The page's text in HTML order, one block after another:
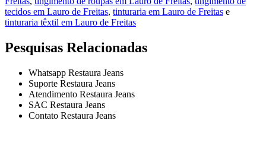
tecidos em Lauro de Freitas, tinturaria em Lauro de Freitas e
tinturaria têxtil em Lauro de Freitas
Pesquisas Relacionadas
Whatsapp Restaura Jeans
Suporte Restaura Jeans
Atendimento Restaura Jeans
SAC Restaura Jeans
Contato Restaura Jeans